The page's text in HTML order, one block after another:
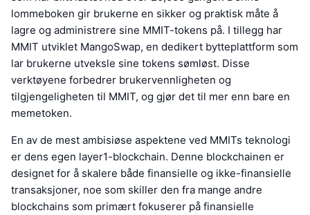
lommeboken gir brukerne en sikker og praktisk måte å
lagre og administrere sine MMIT-tokens på. I tillegg har
MMIT utviklet MangoSwap, en dedikert bytteplattform som
lar brukerne utveksle sine tokens sømløst. Disse
verktøyene forbedrer brukervennligheten og
tilgjengeligheten til MMIT, og gjør det til mer enn bare en
memetoken.
En av de mest ambisiøse aspektene ved MMITs teknologi
er dens egen layer1-blockchain. Denne blockchainen er
designet for å skalere både finansielle og ikke-finansielle
transaksjoner, noe som skiller den fra mange andre
blockchains som primært fokuserer på finansielle